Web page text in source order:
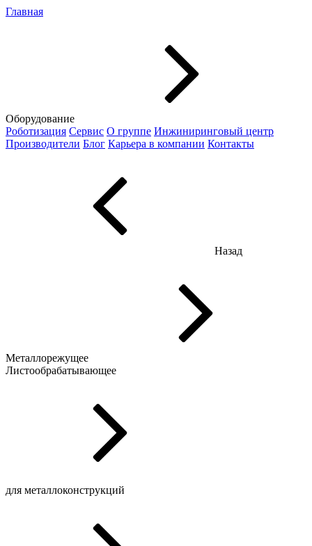
Главная
Оборудование
Роботизация Сервис О группе Инжиниринговый центр
Производители Блог Карьера в компании Контакты
Назад
Металлорежущее
Листообрабатывающее
для металлоконструкций